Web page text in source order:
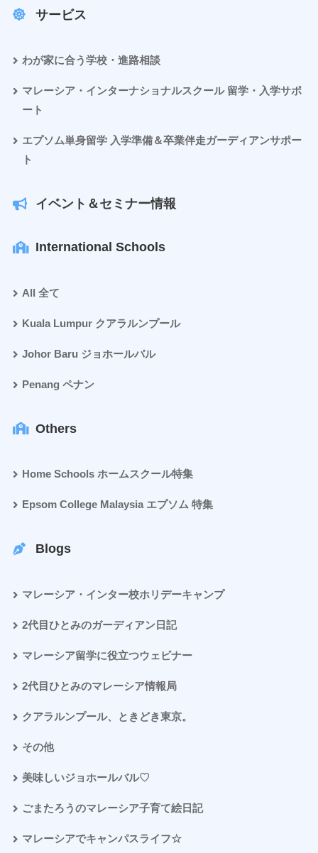
サービス
わが家に合う学校・進路相談
マレーシア・インターナショナルスクール 留学・入学サポ
ート
エプソム単身留学 入学準備＆卒業伴走ガーディアンサポー
ト
イベント＆セミナー情報
International Schools
All 全て
Kuala Lumpur クアラルンプール
Johor Baru ジョホールバル
Penang ペナン
Others
Home Schools ホームスクール特集
Epsom College Malaysia エプソム 特集
Blogs
マレーシア・インター校ホリデーキャンプ
2代目ひとみのガーディアン日記
マレーシア留学に役立つウェビナー
2代目ひとみのマレーシア情報局
クアラルンプール、ときどき東京。
その他
美味しいジョホールバル♡
ごまたろうのマレーシア子育て絵日記
マレーシアでキャンパスライフ☆